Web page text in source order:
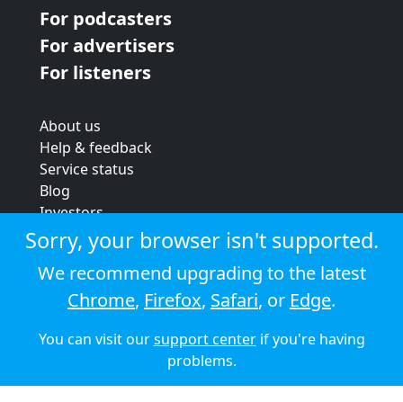
For podcasters
For advertisers
For listeners
About us
Help & feedback
Service status
Blog
Investors
Strategic review
Terms & conditions
Privacy policy
Cookie policy
© 2026 Audioboom
Sorry, your browser isn't supported.
We recommend upgrading to the latest
Chrome, Firefox, Safari, or Edge.
You can visit oursupport centerif you're having
problems.